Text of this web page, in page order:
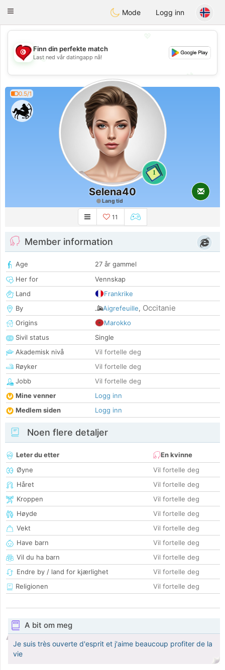
Tunisia Dating
Toggle
Mode Logg inn
💖
💕
💕
Finn din perfekte match
Last ned vår datingapp nå!
0.5/1
1
Selena40
Lang tid
11
Member information
Age
27 år gammel
Her for
Vennskap
Land
Frankrike
By
Aigrefeuille, Occitanie
Origins
Marokko
Sivil status
Single
Akademisk nivå
Vil fortelle deg
Røyker
Vil fortelle deg
Jobb
Vil fortelle deg
Mine venner
Logg inn
Medlem siden
Logg inn
Noen flere detaljer
Leter du etter
En kvinne
Øyne
Vil fortelle deg
Håret
Vil fortelle deg
Kroppen
Vil fortelle deg
Høyde
Vil fortelle deg
Vekt
Vil fortelle deg
Have barn
Vil fortelle deg
Vil du ha barn
Vil fortelle deg
Endre by / land for kjærlighet
Vil fortelle deg
Religionen
Vil fortelle deg
A bit om meg
Je suis très ouverte d'esprit et j'aime beaucoup profiter de la
vie